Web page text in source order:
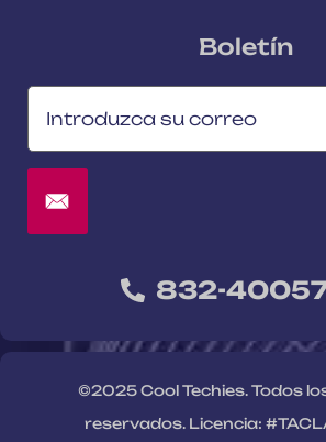
Boletín
832-
©2025 Cool Techies. Todos
reservados. Licencia: